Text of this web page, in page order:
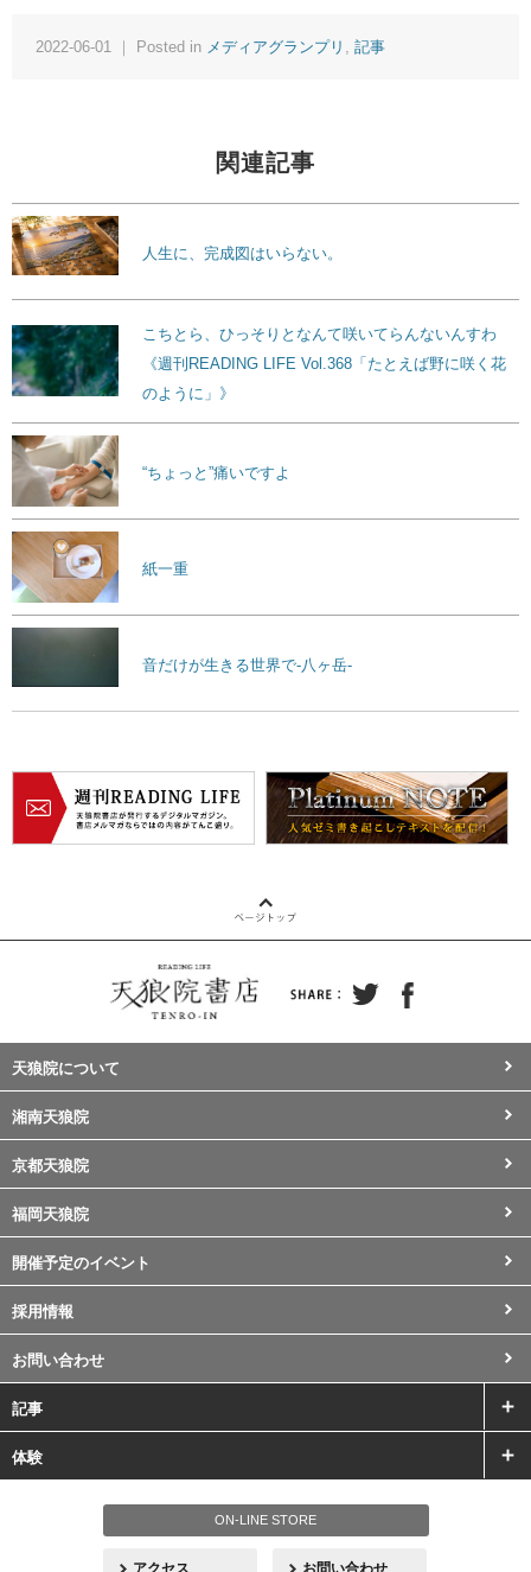
2022-06-01 ｜ Posted in メディアグランプリ 記事
関連記事
人生に、完成図はいらない。
こちとら、ひっそりとなんて咲いてらんないんすわ
《週刊READING LIFE Vol.368「たとえば野に咲く花
のように」》
“ちょっと”痛いですよ
紙一重
音だけが生きる世界で-八ヶ岳-
天狼院について
湘南天狼院
京都天狼院
福岡天狼院
開催予定のイベント
採用情報
お問い合わせ
記事
体験
ON-LINE STORE